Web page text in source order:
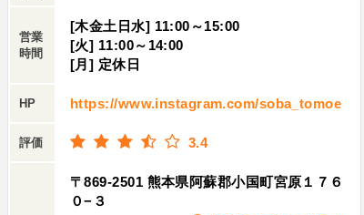
営業
時間
[木金土日水] 11:00～15:00
[火] 11:00～14:00
[月] 定休日
HP https://www.instagram.com/soba_tomoe
評価 3.4
〒869-2501 熊本県阿蘇郡小国町宮原１７６
０−３